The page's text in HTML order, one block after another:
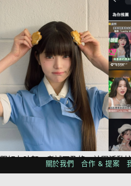
跟好友吵架、考試不及格、社團活動
是變好的機會，完全是 Lucky Vicky
關於我們 合作 & 提案